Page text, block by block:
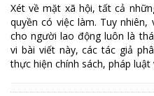
Xét về mặt xã hội, tất cả
quyền có việc làm. Tuy
cho người lao động luôn là
vi bài viết này, các tác giả
thực hiện chính sách, pháp luật